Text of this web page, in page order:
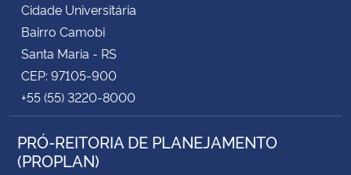
Cidade Universitária
Bairro Camobi
Santa Maria - RS
CEP: 97105-900
+55 (55) 3220-8000
PRÓ-REITORIA DE PLANEJAMENTO
(PROPLAN)